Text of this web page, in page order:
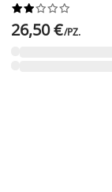






26,50 €/PZ.